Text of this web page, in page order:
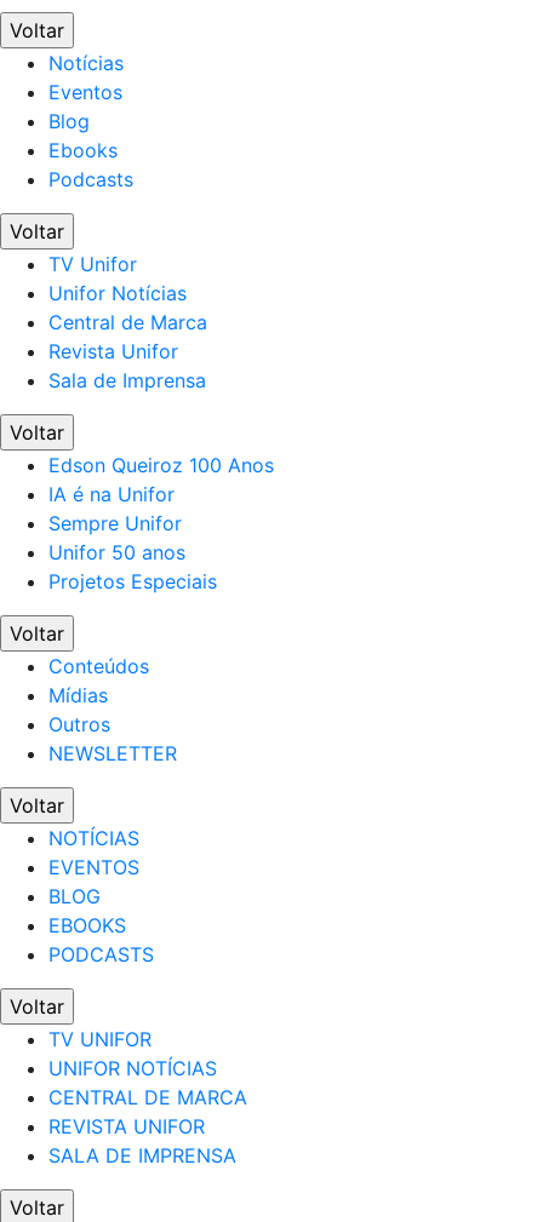
Voltar
Notícias
Eventos
Blog
Ebooks
Podcasts
Voltar
TV Unifor
Unifor Notícias
Central de Marca
Revista Unifor
Sala de Imprensa
Voltar
Edson Queiroz 100 Anos
IA é na Unifor
Sempre Unifor
Unifor 50 anos
Projetos Especiais
Voltar
Conteúdos
Mídias
Outros
NEWSLETTER
Voltar
NOTÍCIAS
EVENTOS
BLOG
EBOOKS
PODCASTS
Voltar
TV UNIFOR
UNIFOR NOTÍCIAS
CENTRAL DE MARCA
REVISTA UNIFOR
SALA DE IMPRENSA
Voltar